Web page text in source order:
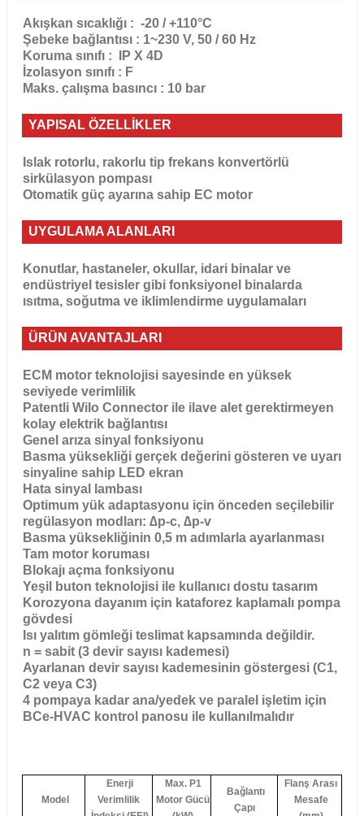
Akışkan sıcaklığı : -20 / +110°C
Şebeke bağlantısı : 1~230 V, 50 / 60 Hz
Koruma sınıfı : IP X 4D
İzolasyon sınıfı : F
Maks. çalışma basıncı : 10 bar
YAPISAL ÖZELLİKLER
Islak rotorlu, rakorlu tip frekans konvertörlü
sirkülasyon pompası
Otomatik güç ayarına sahip EC motor
UYGULAMA ALANLARI
Konutlar, hastaneler, okullar, idari binalar ve
endüstriyel tesisler gibi fonksiyonel binalarda
ısıtma, soğutma ve iklimlendirme uygulamaları
ÜRÜN AVANTAJLARI
ECM motor teknolojisi sayesinde en yüksek
seviyede verimlilik
Patentli Wilo Connector ile ilave alet gerektirmeyen
kolay elektrik bağlantısı
Genel arıza sinyal fonksiyonu
Basma yüksekliği gerçek değerini gösteren ve uyarı
sinyaline sahip LED ekran
Hata sinyal lambası
Optimum yük adaptasyonu için önceden seçilebilir
regülasyon modları: ∆p-c, ∆p-v
Basma yüksekliğinin 0,5 m adımlarla ayarlanması
Tam motor koruması
Blokajı açma fonksiyonu
Yeşil buton teknolojisi ile kullanıcı dostu tasarım
Korozyona dayanım için kataforez kaplamalı pompa
gövdesi
Isı yalıtım gömleği teslimat kapsamında değildir.
n = sabit (3 devir sayısı kademesi)
Ayarlanan devir sayısı kademesinin göstergesi (C1,
C2 veya C3)
4 pompaya kadar ana/yedek ve paralel işletim için
BCe-HVAC kontrol panosu ile kullanılmalıdır
Model
Enerji
Verimlilik
Max. P1
Motor Gücü
Bağlantı
Çapı
Flanş Arası
Mesafe